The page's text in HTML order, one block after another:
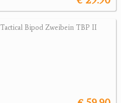
Tactical Bipod Zweibein TBP II